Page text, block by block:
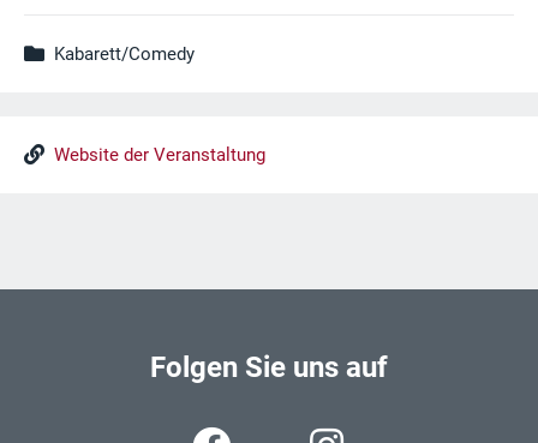
Kabarett/Comedy
Website der Veranstaltung
Folgen Sie uns auf